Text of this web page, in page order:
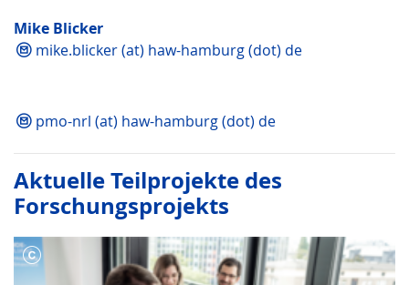
Mike Blicker
mike.blicker (at) haw-hamburg (dot) de
pmo-nrl (at) haw-hamburg (dot) de
Aktuelle Teilprojekte des
Forschungsprojekts